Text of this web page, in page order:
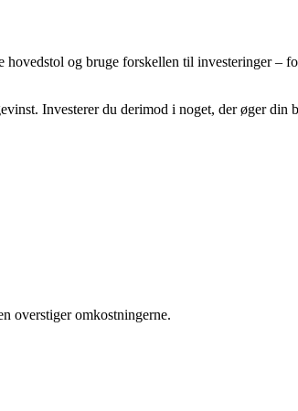
og bruge forskellen til investeringer –
Investerer du derimod i noget, der øger din
overstiger omkostningerne.